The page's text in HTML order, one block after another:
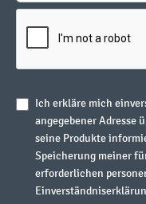
Ich erkläre mich
angegebener Adresse
seine Produkte
Speicherung meiner
erforderlichen